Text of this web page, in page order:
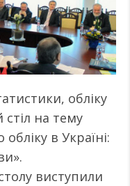
обліку
стіл на тему
в Україні:
виступили